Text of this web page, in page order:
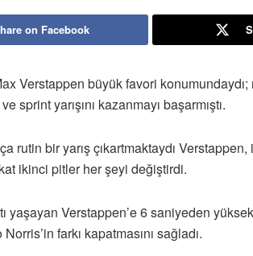
on Facebook
Verstappen büyük favori
yarışını kazanmayı başarmıştı.
rutin bir yarış çıkartmaktaydı
ikinci pitler her şeyi değiştirdi.
yaşayan Verstappen’e 6 saniyeden
farkı kapatmasını sağladı.